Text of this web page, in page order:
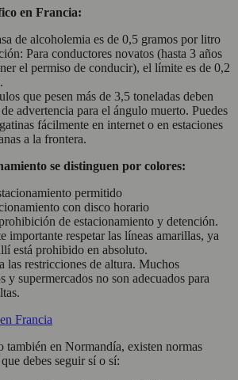
en Francia:
de alcoholemia es de 0,5 gramos por litro
Para conductores novatos (hasta 3 años
el permiso de conducir), el límite es de 0,2
que pesen más de 3,5 toneladas deben
advertencia para el ángulo muerto. Puedes
fácilmente en internet o en estaciones
a la frontera.
se distinguen por colores:
permitido
con disco horario
de estacionamiento y detención.
importante respetar las líneas amarillas, ya
está prohibido en absoluto.
las restricciones de altura. Muchos
y supermercados no son adecuados para
Francia
también en Normandía, existen normas
debes seguir sí o sí: